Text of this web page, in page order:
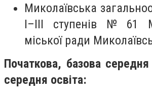
Миколаївська
I–III ступенів № 61
міської ради
Початкова, базова
середня освіта: